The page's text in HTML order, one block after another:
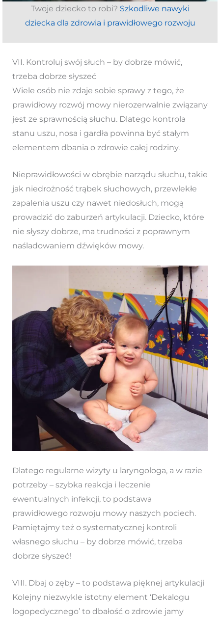
Twoje dziecko to robi? Szkodliwe nawyki
dziecka dla zdrowia i prawidłowego rozwoju
VII. Kontroluj swój słuch – by dobrze mówić,
trzeba dobrze słyszeć
Wiele osób nie zdaje sobie sprawy z tego, że
prawidłowy rozwój mowy nierozerwalnie związany
jest ze sprawnością słuchu. Dlatego kontrola
stanu uszu, nosa i gardła powinna być stałym
elementem dbania o zdrowie całej rodziny.
Nieprawidłowości w obrębie narządu słuchu, takie
jak niedrożność trąbek słuchowych, przewlekłe
zapalenia uszu czy nawet niedosłuch, mogą
prowadzić do zaburzeń artykulacji. Dziecko, które
nie słyszy dobrze, ma trudności z poprawnym
naśladowaniem dźwięków mowy.
Dlatego regularne wizyty u laryngologa, a w razie
potrzeby – szybka reakcja i leczenie
ewentualnych infekcji, to podstawa
prawidłowego rozwoju mowy naszych pociech.
Pamiętajmy też o systematycznej kontroli
własnego słuchu – by dobrze mówić, trzeba
dobrze słyszeć!
VIII. Dbaj o zęby – to podstawa pięknej artykulacji
Kolejny niezwykle istotny element ‘Dekalogu
logopedycznego’ to dbałość o zdrowie jamy